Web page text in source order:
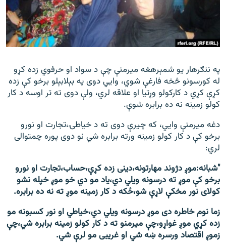
دري پاڼه
راسره ملګري شئ
د ازادې اروپا/ ازادي راډيو ټولې پاڼې
په ننګرهار یو شمېرهغه میرمنې چې د سواد او حرفوي زده کړو
له کورسونو څخه فارغې شوي، وايي دوی په بېلابېلو برخو کې زده
کړې کړي د کارکولو وړتیا او علاقه لري، ولې دوی ته تر اوسه د کار
کولو زمینه نه ده برابره شوې.
دغه میرمنې وايي، که چیرې دوی ته د خیاطۍ،تجارت او نورو
برخو کې د کار کولو زمینه ورته برابره شي نو دوی پوره چمتوالی
لري:
"شبانه:موږ دژوند مهارتونه،دینی زده کړې،حساب،تجارت او نورو
برخو کې موږ ته درسونه ویلي دي،یاد مو دي خو موږ خپله نشو
کولای نور مخکې لاړې شو،ځکه د کار زمینه موږ ته نه ده برابره.
زما نوم خاطره دی موږ درسونه ويلي دي،خياطي او نور کسبونه مو
زده کړي موږ غواړو،چې میرمنو ته د کار کولو زمینه برابره شي،چې
زموږ اقتصاد ورسره ښه شي او غریبی مو لرې شي.